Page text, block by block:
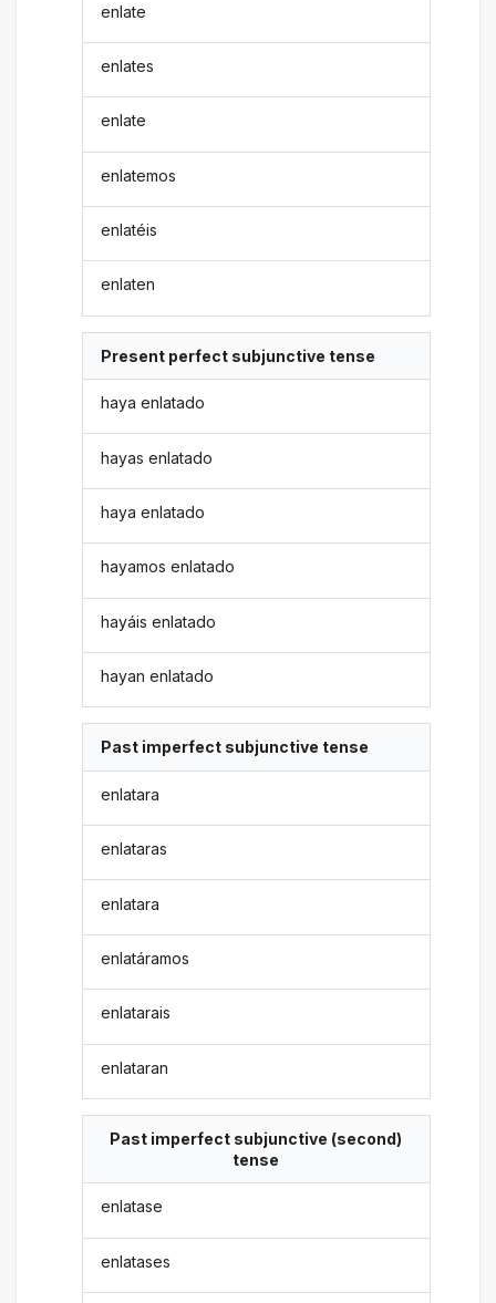
enlate
enlates
enlate
enlatemos
enlatéis
enlaten
Present perfect subjunctive tense
haya enlatado
hayas enlatado
haya enlatado
hayamos enlatado
hayáis enlatado
hayan enlatado
Past imperfect subjunctive tense
enlatara
enlataras
enlatara
enlatáramos
enlatarais
enlataran
Past imperfect subjunctive (second)
tense
enlatase
enlatases